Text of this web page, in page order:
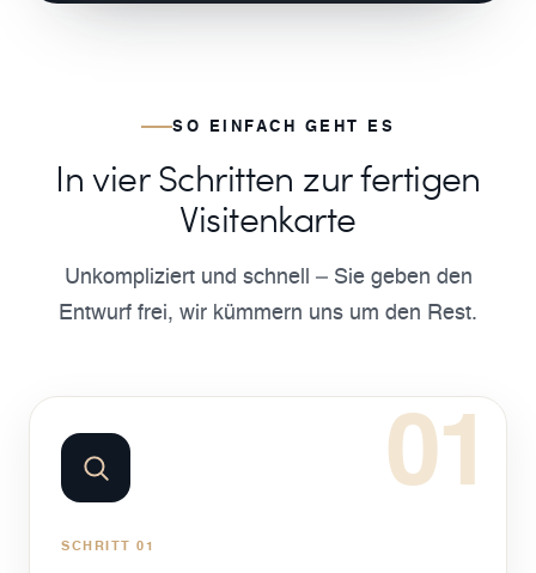
SO EINFACH GEHT ES
In vier Schritten zur fertigen
Visitenkarte
Unkompliziert und schnell – Sie geben den
Entwurf frei, wir kümmern uns um den Rest.
01
SCHRITT 01